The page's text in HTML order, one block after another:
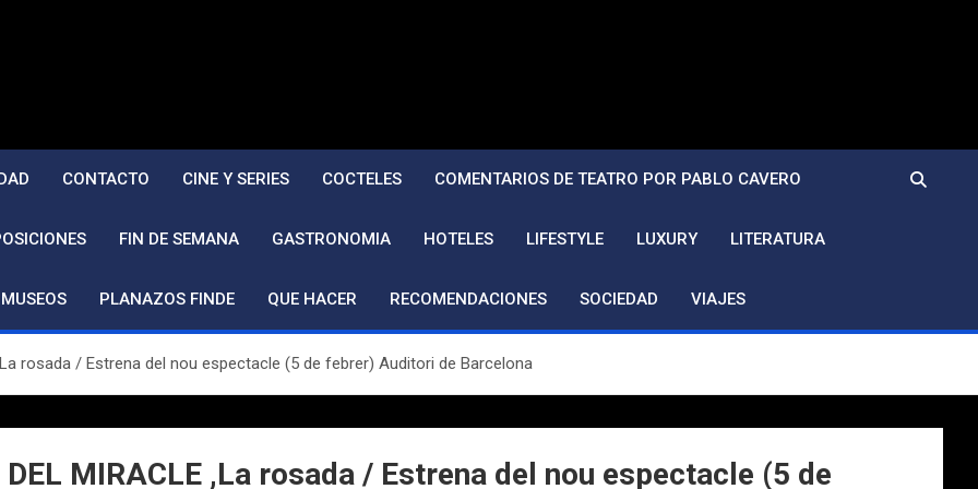
CONTACTO CINE Y SERIES COCTELES COMENTARIOS DE TEATRO POR PABLO CAVERO
FIN DE SEMANA GASTRONOMIA HOTELES LIFESTYLE LUXURY LITERATURA
MUSEOS PLANAZOS FINDE QUE HACER RECOMENDACIONES SOCIEDAD VIAJES
,La rosada / Estrena del nou espectacle (5 de febrer) Auditori de Barcelona
DEL MIRACLE ,La rosada / Estrena del nou espectacle (5 de